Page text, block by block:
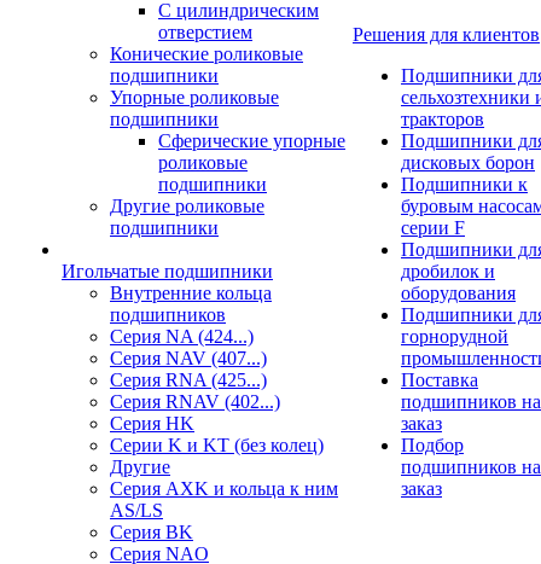
С цилиндрическим
отверстием
Конические роликовые
подшипники
Упорные роликовые
подшипники
Сферические упорные
роликовые
подшипники
Другие роликовые
подшипники
Игольчатые подшипники
Внутренние кольца
подшипников
Серия NA (424...)
Серия NAV (407...)
Серия RNA (425...)
Серия RNAV (402...)
Серия HK
Серии K и KT (без колец)
Другие
Серия AXK и кольца к ним
AS/LS
Серия BK
Серия NAO
Решения для клиентов
Подшипники
сельхозтехники
тракторов
Подшипники
дисковых борон
Подшипники к
буровым
серии F
Подшипники
дробилок и
оборудования
Подшипники
горнорудной
Поставка
подшипников на
заказ
Подбор
подшипников на
заказ